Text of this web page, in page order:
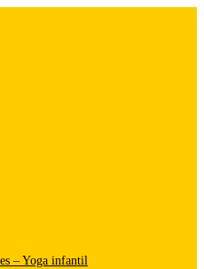
– Yoga infantil